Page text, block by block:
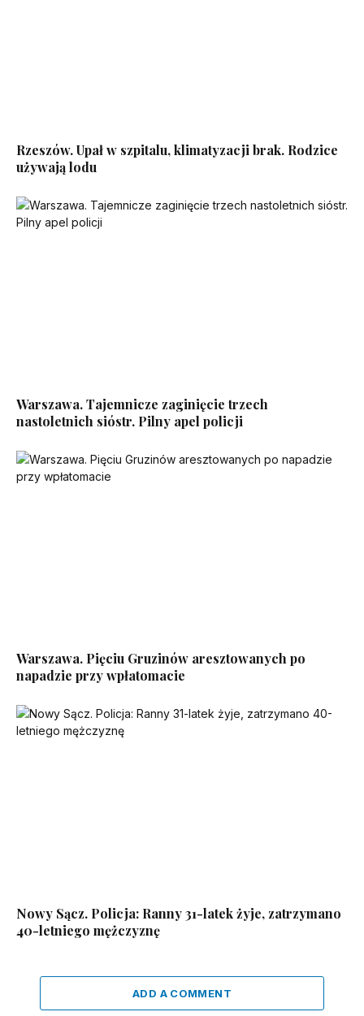
Rzeszów. Upał w szpitalu, klimatyzacji brak. Rodzice
używają lodu
Warszawa. Tajemnicze zaginięcie trzech
nastoletnich sióstr. Pilny apel policji
Warszawa. Pięciu Gruzinów aresztowanych po
napadzie przy wpłatomacie
Nowy Sącz. Policja: Ranny 31-latek żyje, zatrzymano
40-letniego mężczyznę
ADD A COMMENT